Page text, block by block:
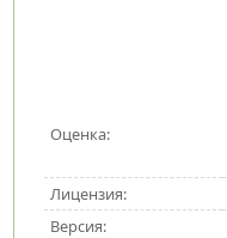
Оценка:
Лицензия:
Версия: